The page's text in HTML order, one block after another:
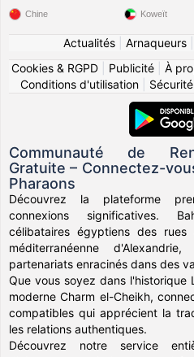
Chine Koweït
Actualités| Arnaqueurs|
Cookies & RGPD
Publicité À
Conditions d'utilisation|
Communauté de
Gratuite – Connectez-
Pharaons
Découvrez la plateforme
connexions significatives.
célibataires égyptiens des
méditerranéenne
partenariats enracinés dans des
Que vous soyez dans l'historique
moderne Charm el-Cheikh,
compatibles qui apprécient la
les relations authentiques.
Découvrez notre service